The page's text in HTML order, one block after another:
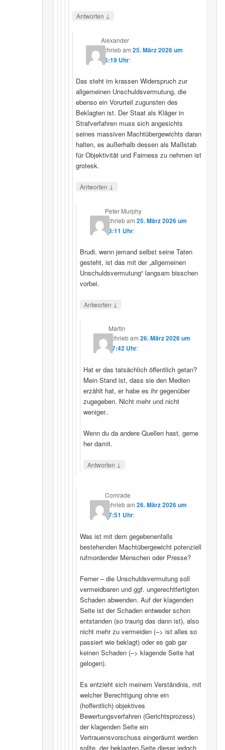
Antworten ↓
Alexander
schriebam25. März 2026 um
15:19 Uhr:
Das steht im krassen Widerspruch zur
allgemeinen Unschuldsvermutung, die
ebenso ein Vorurteil zugunsten des
Beklagten ist. Der Staat als Kläger in
Strafverfahren muss sich angesichts
seines massiven Machtübergewichts daran
halten, es außerhalb dessen als Maßstab
für Objektivität und Fairness zu nehmen ist
grotesk.
Antworten ↓
Peter Murphy
schriebam 25. März 2026 um
23:11 Uhr:
Brudi, wenn jemand selbst seine Taten
gesteht, ist das mit der „allgemeinen
Unschuldsvermutung“ langsam bisschen
vorbei.
Antworten ↓
Martin
schriebam26. März 2026 um
07:42 Uhr:
Hat er das tatsächlich öffentlich getan?
Mein Stand ist, dass sie den Medien
erzählt hat, er habe es ihr gegenüber
zugegeben. Nicht mehr und nicht
weniger..
Wenn du da andere Quellen hast, gerne
her damit.
Antworten ↓
Comrade
schriebam 26. März 2026 um
17:51 Uhr:
Was ist mit dem gegebenenfalls
bestehenden Machtübergewicht potenziell
rufmordender Menschen oder Presse?
Ferner – die Unschuldsvermutung soll
vermeidbaren und ggf. ungerechtfertigten
Schaden abwenden. Auf der klagenden
Seite ist der Schaden entweder schon
entstanden (so traurig das dann ist), also
nicht mehr zu vermeiden (–> ist alles so
passiert wie beklagt) oder es gab gar
keinen Schaden (–> klagende Seite hat
gelogen).
Es entzieht sich meinem Verständnis, mit
welcher Berechtigung ohne ein
(hoffentlich) objektives
Bewertungsverfahren (Gerichtsprozess)
der klagenden Seite ein
Vertrauensvorschuss eingeräumt werden
sollte, der beklagten Seite dieser jedoch